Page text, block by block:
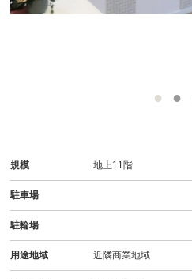
規模 地上11階
駐車場
駐輪場
用途地域 近隣商業地域